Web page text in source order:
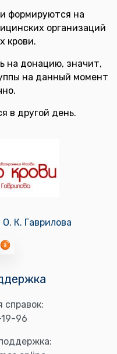
формируются на
организаций
крови.
на донацию, значит,
на данный момент
в другой день.
К. Гаврилова
справок:
96